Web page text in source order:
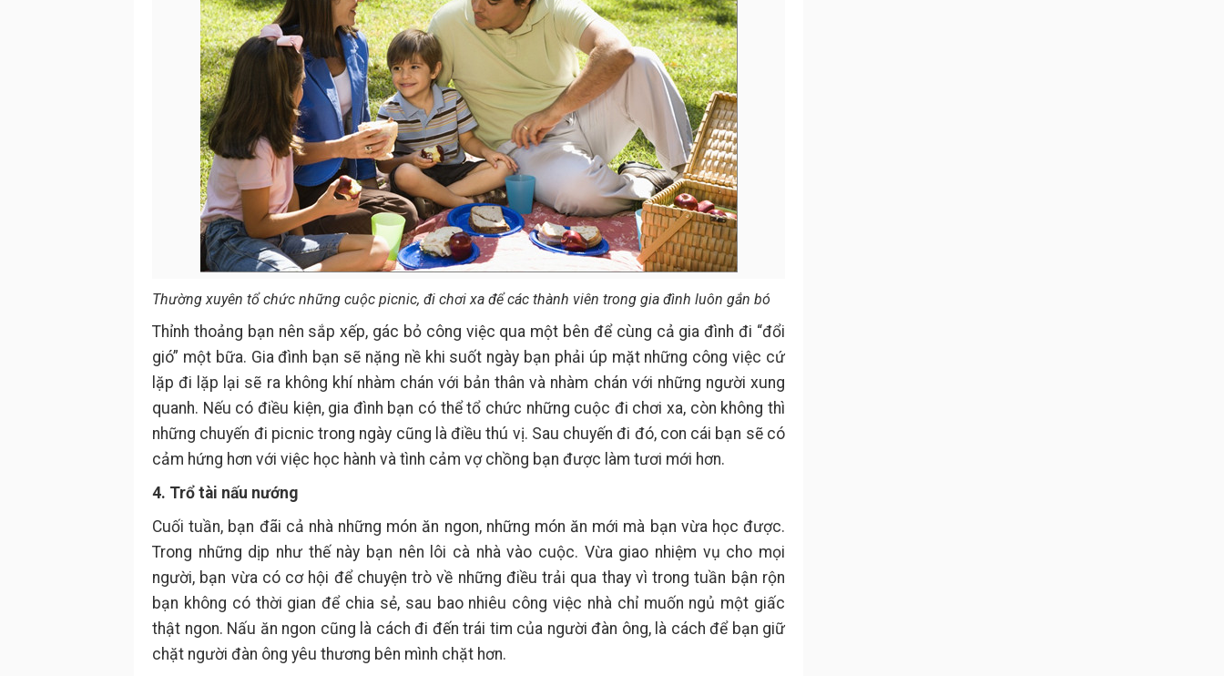
Thường xuyên tổ chức những cuộc picnic, đi chơi xa để các thành viên trong gia đình luôn gắn bó
Thỉnh thoảng bạn nên sắp xếp, gác bỏ công việc qua một bên để cùng cả gia đình đi “đổi
gió” một bữa. Gia đình bạn sẽ nặng nề khi suốt ngày bạn phải úp mặt những công việc cứ
lặp đi lặp lại sẽ ra không khí nhàm chán với bản thân và nhàm chán với những người xung
quanh. Nếu có điều kiện, gia đình bạn có thể tổ chức những cuộc đi chơi xa, còn không thì
những chuyến đi picnic trong ngày cũng là điều thú vị. Sau chuyến đi đó, con cái bạn sẽ có
cảm hứng hơn với việc học hành và tình cảm vợ chồng bạn được làm tươi mới hơn.
4. Trổ tài nấu nướng
Cuối tuần, bạn đãi cả nhà những món ăn ngon, những món ăn mới mà bạn vừa học được.
Trong những dịp như thế này bạn nên lôi cà nhà vào cuộc. Vừa giao nhiệm vụ cho mọi
người, bạn vừa có cơ hội để chuyện trò về những điều trải qua thay vì trong tuần bận rộn
bạn không có thời gian để chia sẻ, sau bao nhiêu công việc nhà chỉ muốn ngủ một giấc
thật ngon. Nấu ăn ngon cũng là cách đi đến trái tim của người đàn ông, là cách để bạn giữ
chặt người đàn ông yêu thương bên mình chặt hơn.